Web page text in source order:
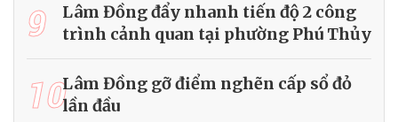
9
Lâm Đồng đẩy nhanh tiến độ 2 công
trình cảnh quan tại phường Phú Thủy
10Lâm Đồng gỡ điểm nghẽn cấp sổ đỏ
lần đầu